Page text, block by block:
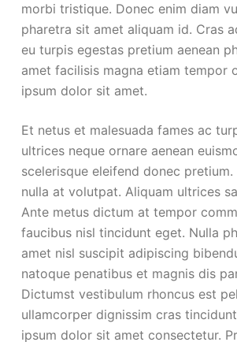
morbi tristique. Donec enim diam
pharetra sit amet aliquam id. Cras
eu turpis egestas pretium aenean
amet facilisis magna etiam tempor
ipsum dolor sit amet.
Et netus et malesuada fames ac
ultrices neque ornare aenean
scelerisque eleifend donec pretium.
nulla at volutpat. Aliquam ultrices
Ante metus dictum at tempor
faucibus nisl tincidunt eget. Nulla
amet nisl suscipit adipiscing
natoque penatibus et magnis dis
Dictumst vestibulum rhoncus est
ullamcorper dignissim cras
ipsum dolor sit amet consectetur.